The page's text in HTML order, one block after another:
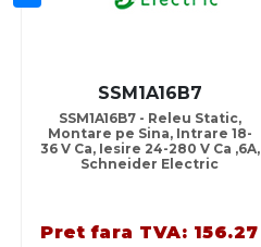
SSM1A16B7
SSM1A16B7 - Releu Static,
Montare pe Sina, Intrare 18-
36 V Ca, Iesire 24-280 V Ca ,6A,
Schneider Electric
Pret fara TVA: 156.27